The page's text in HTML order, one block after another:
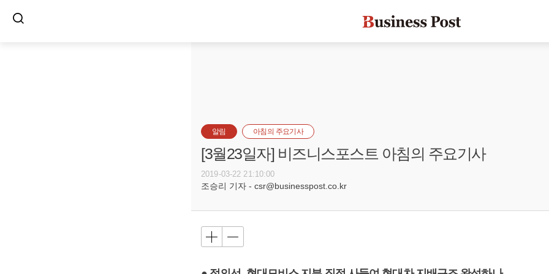
알림 아침의 주요기사
[3월23일자] 비즈니스포스트 아침의 주요기사
2019-03-22 21:10:00
조승리 기자 - csr@businesspost.co.kr